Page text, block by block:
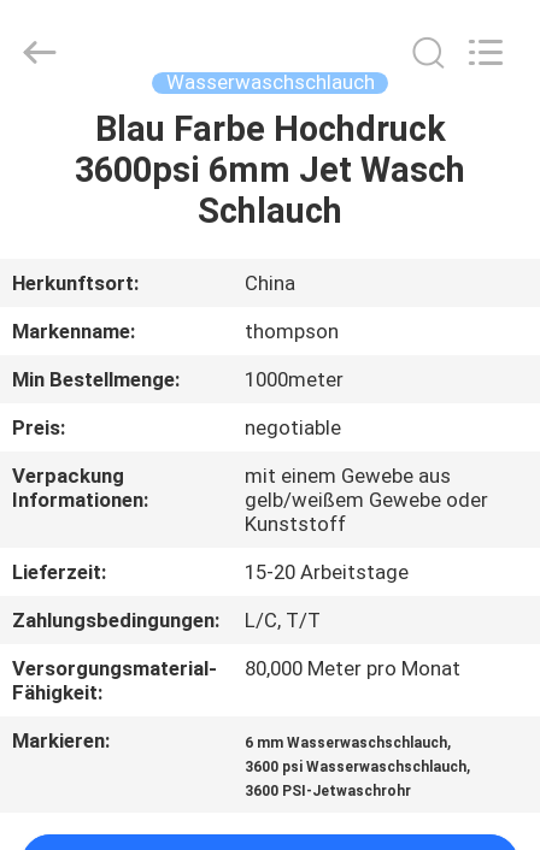
ÜBER
UNS
FABRIK-
AUSFLUG
QUALITÄTSKONTROLLE
SIE
MIT
UNS
IN
Developed
Wasserwaschschlauch
Blau Farbe Hochdruck
3600psi 6mm Jet Wasch
Schlauch
Herkunftsort:
China
Markenname:
thompson
Min Bestellmenge:
1000meter
Preis:
negotiable
Verpackung
Informationen:
mit einem Gewebe aus
gelb/weißem Gewebe oder
Kunststoff
Lieferzeit:
15-20 Arbeitstage
Zahlungsbedingungen:
L/C, T/T
Versorgungsmaterial-
Fähigkeit:
80,000 Meter pro Monat
Markieren: 6 mm Wasserwaschschlauch,
3600 psi Wasserwaschschlauch,
3600 PSI-Jetwaschrohr